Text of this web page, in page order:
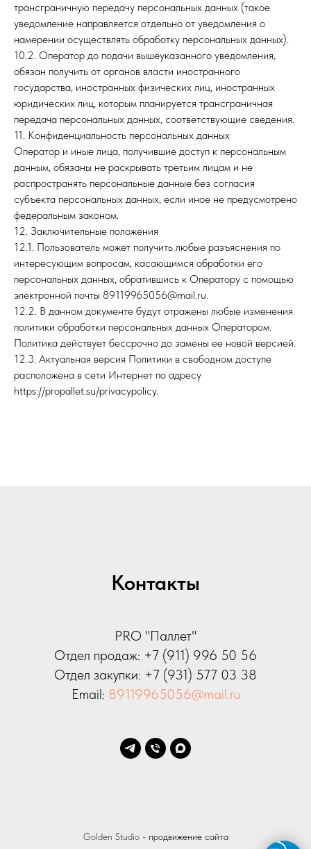
трансграничную передачу персональных данных (такое
уведомление направляется отдельно от уведомления о
намерении осуществлять обработку персональных данных).
10.2. Оператор до подачи вышеуказанного уведомления,
обязан получить от органов власти иностранного
государства, иностранных физических лиц, иностранных
юридических лиц, которым планируется трансграничная
передача персональных данных, соответствующие сведения.
11. Конфиденциальность персональных данных
Оператор и иные лица, получившие доступ к персональным
данным, обязаны не раскрывать третьим лицам и не
распространять персональные данные без согласия
субъекта персональных данных, если иное не предусмотрено
федеральным законом.
12. Заключительные положения
12.1. Пользователь может получить любые разъяснения по
интересующим вопросам, касающимся обработки его
персональных данных, обратившись к Оператору с помощью
электронной почты 89119965056@mail.ru.
12.2. В данном документе будут отражены любые изменения
политики обработки персональных данных Оператором.
Политика действует бессрочно до замены ее новой версией.
12.3. Актуальная версия Политики в свободном доступе
расположена в сети Интернет по адресу
https://propallet.su/privacypolicy.
Контакты
PRO "Паллет"
Отдел продаж: +7 (911) 996 50 56
Отдел закупки: +7 (931) 577 03 38
Email: 89119965056@mail.ru
Golden Studio- продвижение сайта